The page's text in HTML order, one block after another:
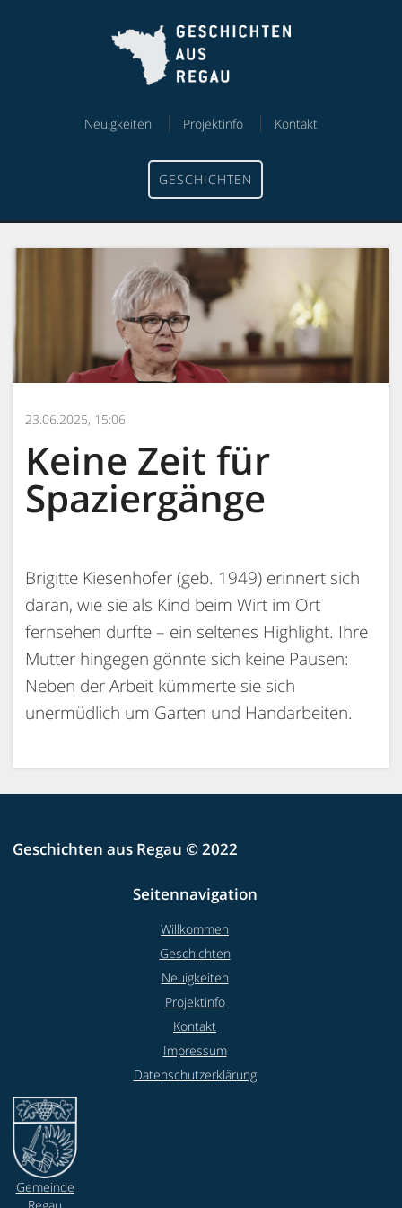
Neuigkeiten Projektinfo Kontakt
GESCHICHTEN
23.06.2025, 15:06
Keine Zeit für
Spaziergänge
Brigitte Kiesenhofer (geb. 1949) erinnert sich
daran, wie sie als Kind beim Wirt im Ort
fernsehen durfte – ein seltenes Highlight. Ihre
Mutter hingegen gönnte sich keine Pausen:
Neben der Arbeit kümmerte sie sich
unermüdlich um Garten und Handarbeiten.
Geschichten aus Regau © 2022
Seitennavigation
Willkommen
Geschichten
Neuigkeiten
Projektinfo
Kontakt
Impressum
Datenschutzerklärung
Gemeinde